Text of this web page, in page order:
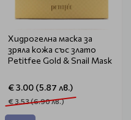
Хидрогелна маска за
зряла кожа със злато
Petitfee Gold & Snail Mask
€ 3.00 (5.87 лв.)
€ 3.53 (6.90 лв.)